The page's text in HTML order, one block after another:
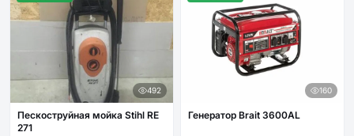
492
Пескоструйная мойка Stihl RE
271
160
Генератор Brait 3600AL